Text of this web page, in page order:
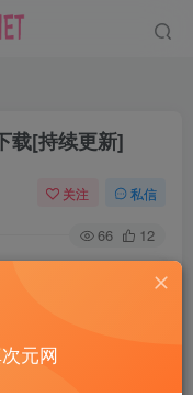
载[持续更新]
关注 私信
66 12
更新]
元网